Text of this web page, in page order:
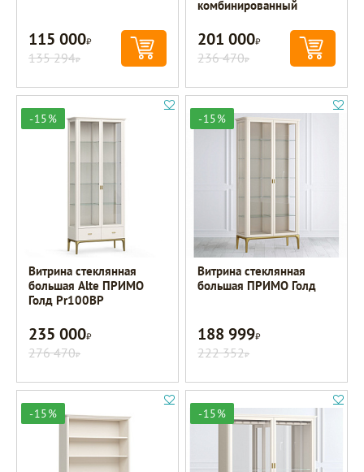
115 000Р
135 294Р
комбинированный
201 000Р
236 470Р
-15%
Витрина стеклянная
большая Alte ПРИМО
Голд Pr100BP
235 000Р
276 470Р
-15%
Витрина стеклянная
большая ПРИМО Голд
188 999Р
222 352Р
-15% -15%